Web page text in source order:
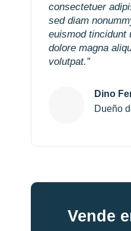
consectetuer
sed diam
euismod tincidunt
dolore magna
volutpat.”
Dino
Dueño
Vende